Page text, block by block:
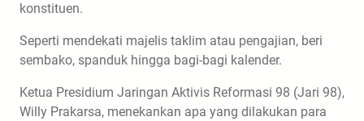
konstituen.
Seperti mendekati majelis taklim atau pengajian, beri
sembako, spanduk hingga bagi-bagi kalender.
Ketua Presidium Jaringan Aktivis Reformasi 98 (Jari 98),
Willy Prakarsa, menekankan apa yang dilakukan para